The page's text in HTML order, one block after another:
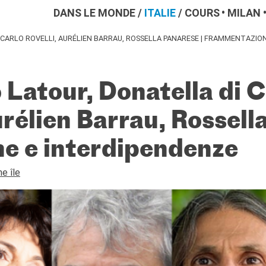
DANS LE MONDE/ ITALIE/ COURS MILAN
ROVELLI, AURÉLIEN BARRAU, ROSSELLA PANARESE |
Latour, Donatella di
Barrau,
e interdipendenze
île